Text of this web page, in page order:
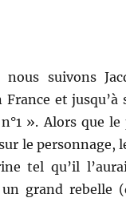
suivons
et jusqu’à
». Alors que
le personnage,
tel qu’il
grand rebelle